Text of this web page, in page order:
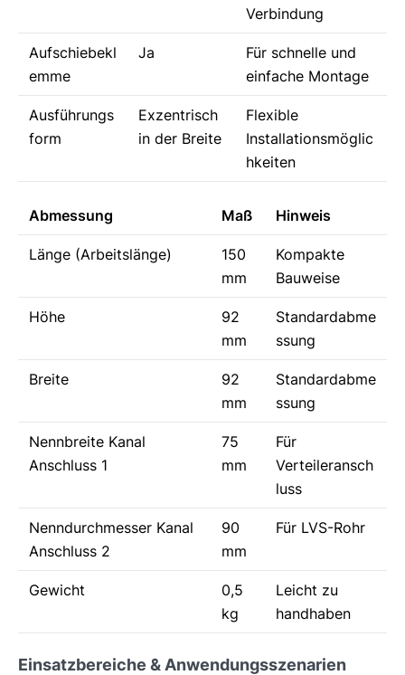
Verbindung
Aufschiebekl
emme
Ja
Für schnelle und
einfache Montage
Ausführungs
form
Exzentrisch
in der Breite
Flexible
Installationsmöglic
hkeiten
Abmessung Maß Hinweis
Länge (Arbeitslänge)
150
mm
Kompakte
Bauweise
Höhe
92
mm
Standardabme
ssung
Breite
92
mm
Standardabme
ssung
Nennbreite Kanal
Anschluss 1
75
mm
Für
Verteileransch
luss
Nenndurchmesser Kanal
Anschluss 2
90
mm
Für LVS-Rohr
Gewicht
0,5
kg
Leicht zu
handhaben
Einsatzbereiche & Anwendungsszenarien